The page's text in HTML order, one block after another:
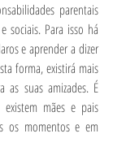
parentais
sociais. Para isso há
e aprender a dizer
forma, existirá mais
suas amizades. É
mães e pais
os momentos e em